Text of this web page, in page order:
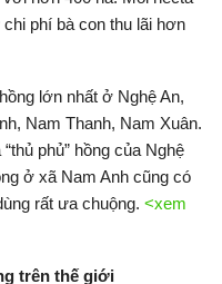
phí bà con thu lãi hơn
lớn nhất ở Nghệ An,
Nam Thanh, Nam Xuân.
phủ” hồng của Nghệ
ở xã Nam Anh cũng có
rất ưa chuộng. <xem
trên thế giới